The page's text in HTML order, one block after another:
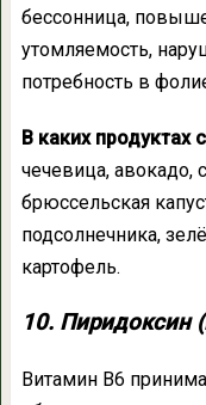
бессонница,
утомляемость,
потребность в
В каких продуктах
чечевица, авокадо,
брюссельская
подсолнечника,
картофель.
10. Пиридоксин
Витамин В6